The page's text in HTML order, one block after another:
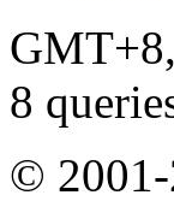
8
© 2001-